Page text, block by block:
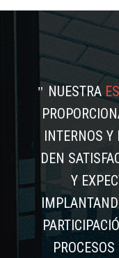
NUESTRA
INTERNOS Y
DEN
Y